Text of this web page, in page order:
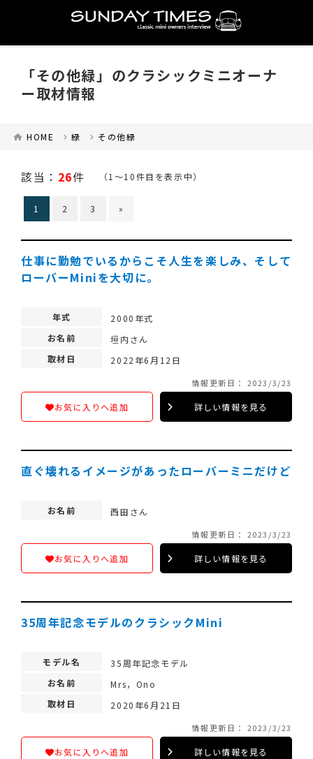
「その他緑」のクラシックミニオーナ
ー取材情報
HOME 緑 その他緑
該当： 26件 （1～10件目を表示中）
1 2 3 »
仕事に勤勉でいるからこそ人生を楽しみ、そして
ローバーMiniを大切に。
年式
2000年式
お名前
垣内さん
取材日
2022年6月12日
情報更新日： 2023/3/23
お気に入りへ追加 詳しい情報を見る
直ぐ壊れるイメージがあったローバーミニだけど
お名前 西田さん
情報更新日： 2023/3/23
お気に入りへ追加 詳しい情報を見る
35周年記念モデルのクラシックMini
モデル名
35周年記念モデル
お名前
Mrs，Ono
取材日
2020年6月21日
情報更新日： 2023/3/23
お気に入りへ追加 詳しい情報を見る